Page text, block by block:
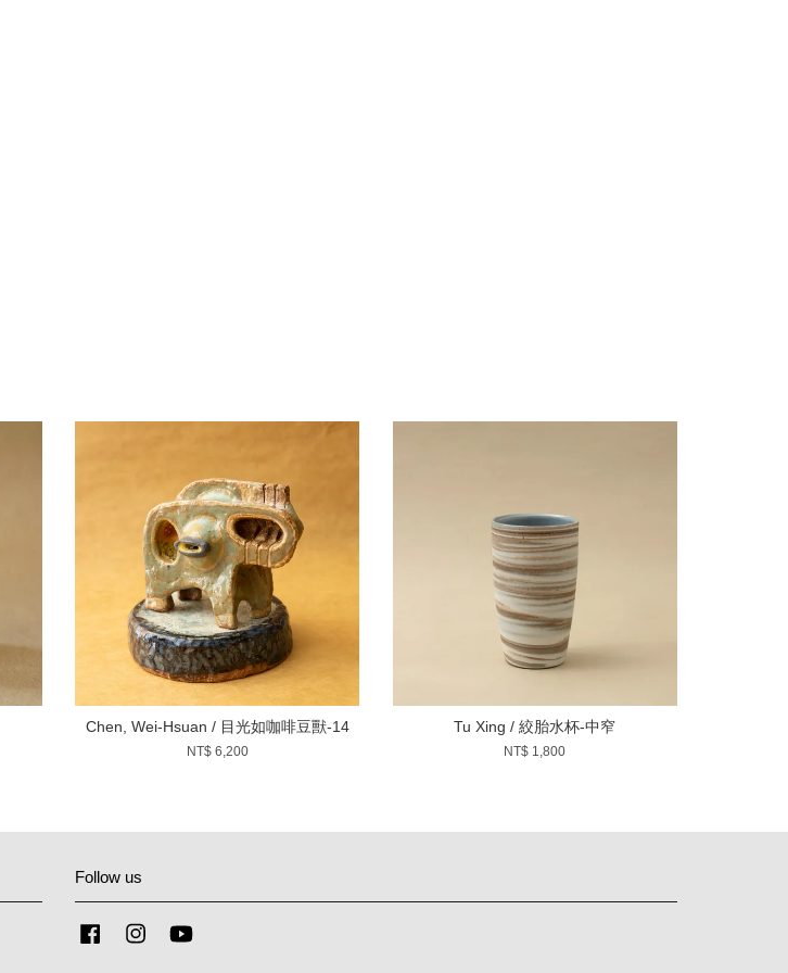
Chen, Wei-Hsuan / 目光如咖啡豆獸-14
NT$ 6,200
Tu Xing / 絞胎水杯-中窄
NT$ 1,800
Follow us
FacebookInstagram